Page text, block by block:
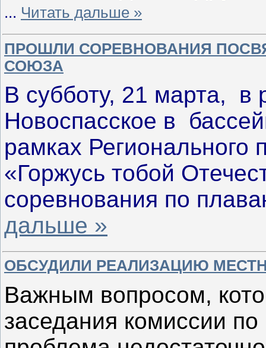
... Читать дальше »
ПРОШЛИ СОРЕВНОВАНИЯ
СОЮЗА
В субботу, 21 марта, в
Новоспасское в
рамках Регионального
«Горжусь тобой
соревнования по
дальше »
ОБСУДИЛИ РЕАЛИЗАЦИЮ
Важным вопросом,
заседания комиссии